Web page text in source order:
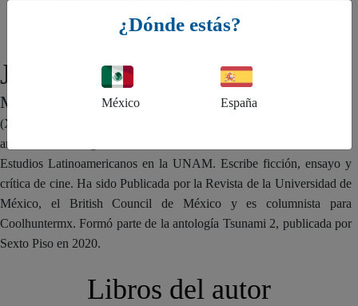
Jumko Ogata Aguilar
MÉXICO
(Xalapa, 1996). Es escritora y divulgadora afromexicana de
antirracismo. Originaria de Veracruz, estudió la licenciatura en
Estudios Latinoamericanos en la UNAM. Escribe ficción, ensayo y
crítica de cine. Ha sido Publicada por la Revista de la Universidad de
México, el British Council de México y es columnista para
Coolhuntermx. Formó parte de la antología Tsunami 2, publicada por
Sexto Piso en 2020.
Libros del autor
¿Dónde estás?
México España